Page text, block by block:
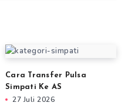
Cara Transfer Pulsa
Simpati Ke AS
27 Juli 2026